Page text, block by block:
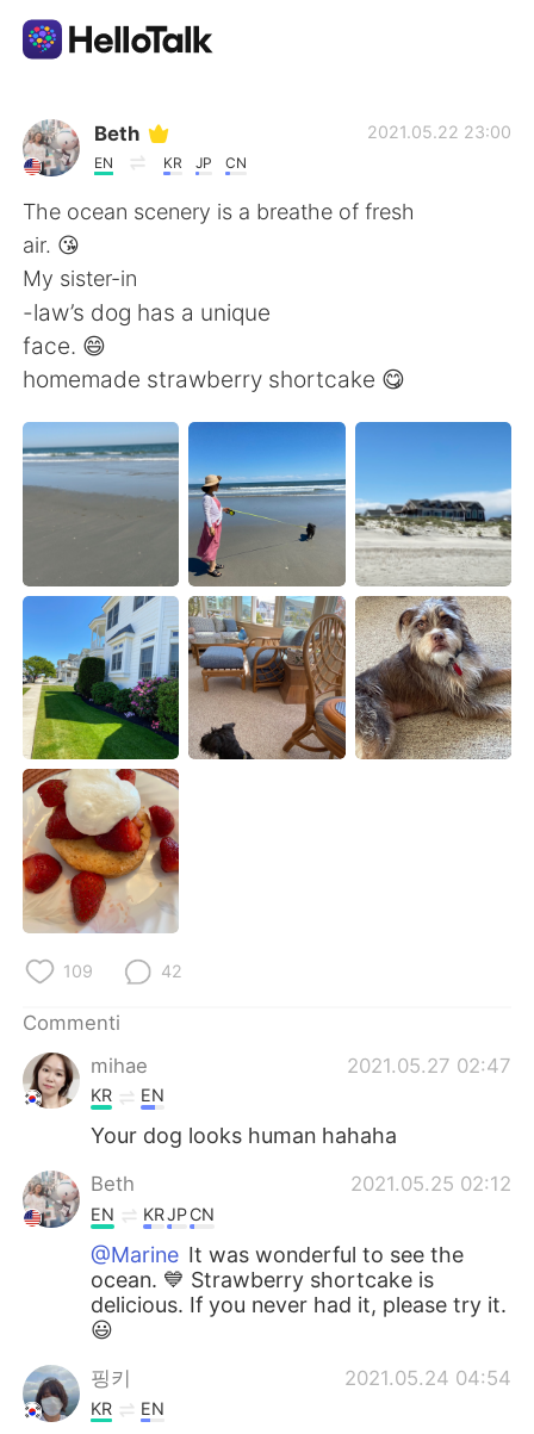
App di scambio linguistico
AI Grammar Checker
Italiano
English
繁體中文 Español
العربية Français
Deutsch
한국어 Русский
ไทย Indonesia
Türkçe Tiếng Việt
Português
Beth
EN KR JP CN
2021.05.22 23:00
The ocean scenery is a breathe of fresh
air. 😘
My sister-in
-law’s dog has a unique
face. 😄
homemade strawberry shortcake 😋
109 42
Commenti
mihae
2021.05.27 02:47
KR EN
Your dog looks human hahaha
Beth 2021.05.25 02:12
EN KRJPCN
@Marine It was wonderful to see the
ocean. 💙 Strawberry shortcake is
delicious. If you never had it, please try it.
😃
핑키 2021.05.24 04:54
KR EN